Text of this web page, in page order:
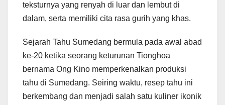
teksturnya yang renyah di luar dan lembut di
dalam, serta memiliki cita rasa gurih yang khas.
Sejarah Tahu Sumedang bermula pada awal abad
ke-20 ketika seorang keturunan Tionghoa
bernama Ong Kino memperkenalkan produksi
tahu di Sumedang. Seiring waktu, resep tahu ini
berkembang dan menjadi salah satu kuliner ikonik